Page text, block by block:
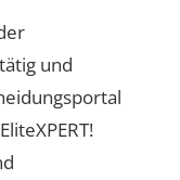
und